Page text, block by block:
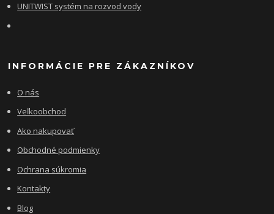
UNITWIST systém na rozvod vody
INFORMÁCIE PRE ZÁKAZNÍKOV
O nás
Veľkoobchod
Ako nakupovať
Obchodné podmienky
Ochrana súkromia
Kontakty
Blog